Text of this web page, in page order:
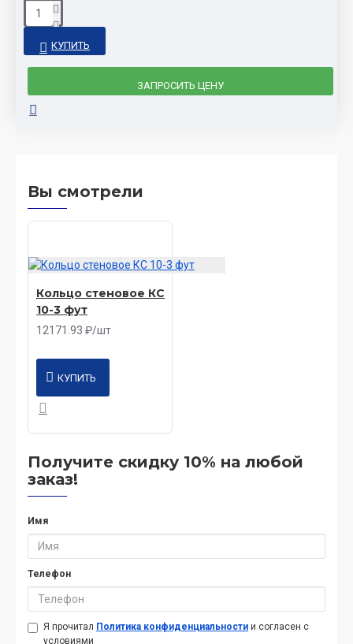
КУПИТЬ
ЗАПРОСИТЬ ЦЕНУ
Вы смотрели
Кольцо стеновое КС
10-3 фут
12171.93 ₽/шт
КУПИТЬ
Получите скидку 10% на любой
заказ!
Имя
Телефон
Я прочитал Политика конфиденциальности и согласен с
условиями